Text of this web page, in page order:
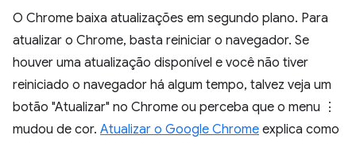
O Chrome baixa atualizações em segundo plano. Para
atualizar o Chrome, basta reiniciar o navegador. Se
houver uma atualização disponível e você não tiver
reiniciado o navegador há algum tempo, talvez veja um
botão "Atualizar" no Chrome ou perceba que o menu ⋮
mudou de cor. Atualizar o Google Chrome explica como